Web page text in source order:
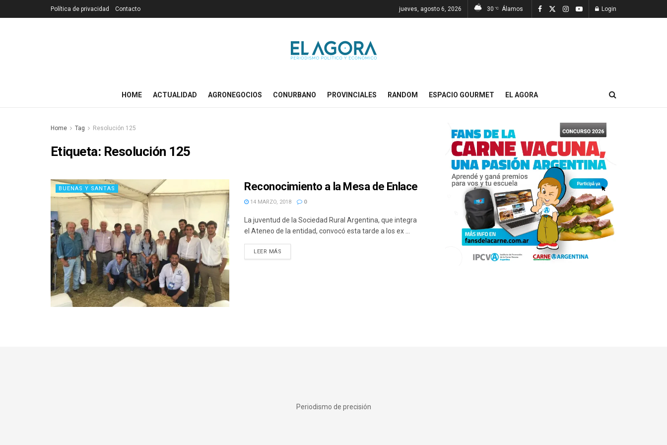
Política de privacidad Contacto jueves, agosto 6, 2026 30 °C Álamos Login
HOME ACTUALIDAD AGRONEGOCIOS CONURBANO PROVINCIALES RANDOM ESPACIO GOURMET EL AGORA
Home Tag Resolución 125
Etiqueta: Resolución 125
BUENAS Y SANTAS Reconocimiento a la Mesa de Enlace
14 MARZO, 2018 0
La juventud de la Sociedad Rural Argentina, que integra
el Ateneo de la entidad, convocó esta tarde a los ex ...
LEER MÁS
Periodismo de precisión